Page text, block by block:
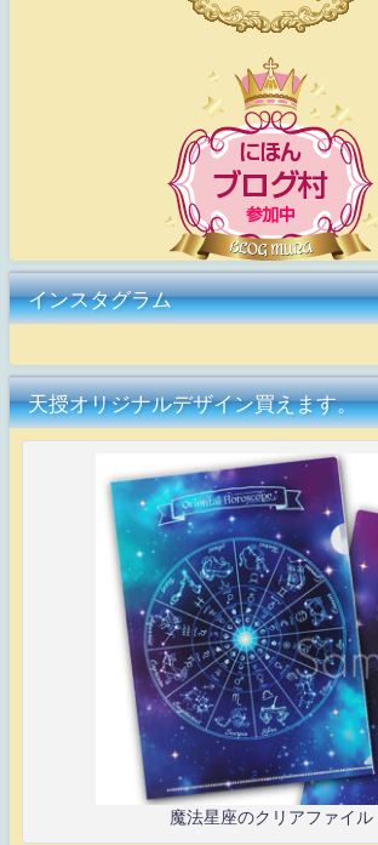
インスタグラム
天授オリジナルデザイン買えます。
魔法星座のクリアファイル